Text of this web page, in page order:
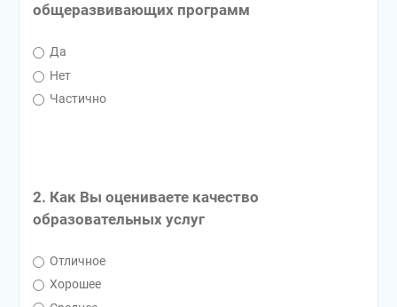
общеразвивающих программ
Да
Нет
Частично
2. Как Вы оцениваете качество
образовательных услуг
Отличное
Хорошее